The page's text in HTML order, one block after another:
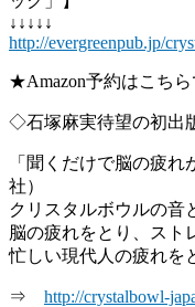
↓↓↓↓↓
http://evergreenpub.jp/
★Amazon予約はこち
◇石塚麻実待望の初出
「聞くだけで脳の疲
社）
クリスタルボウルの音
脳の疲れをとり、スト
忙しい現代人の疲れを
⇒ http://crystalbowl-